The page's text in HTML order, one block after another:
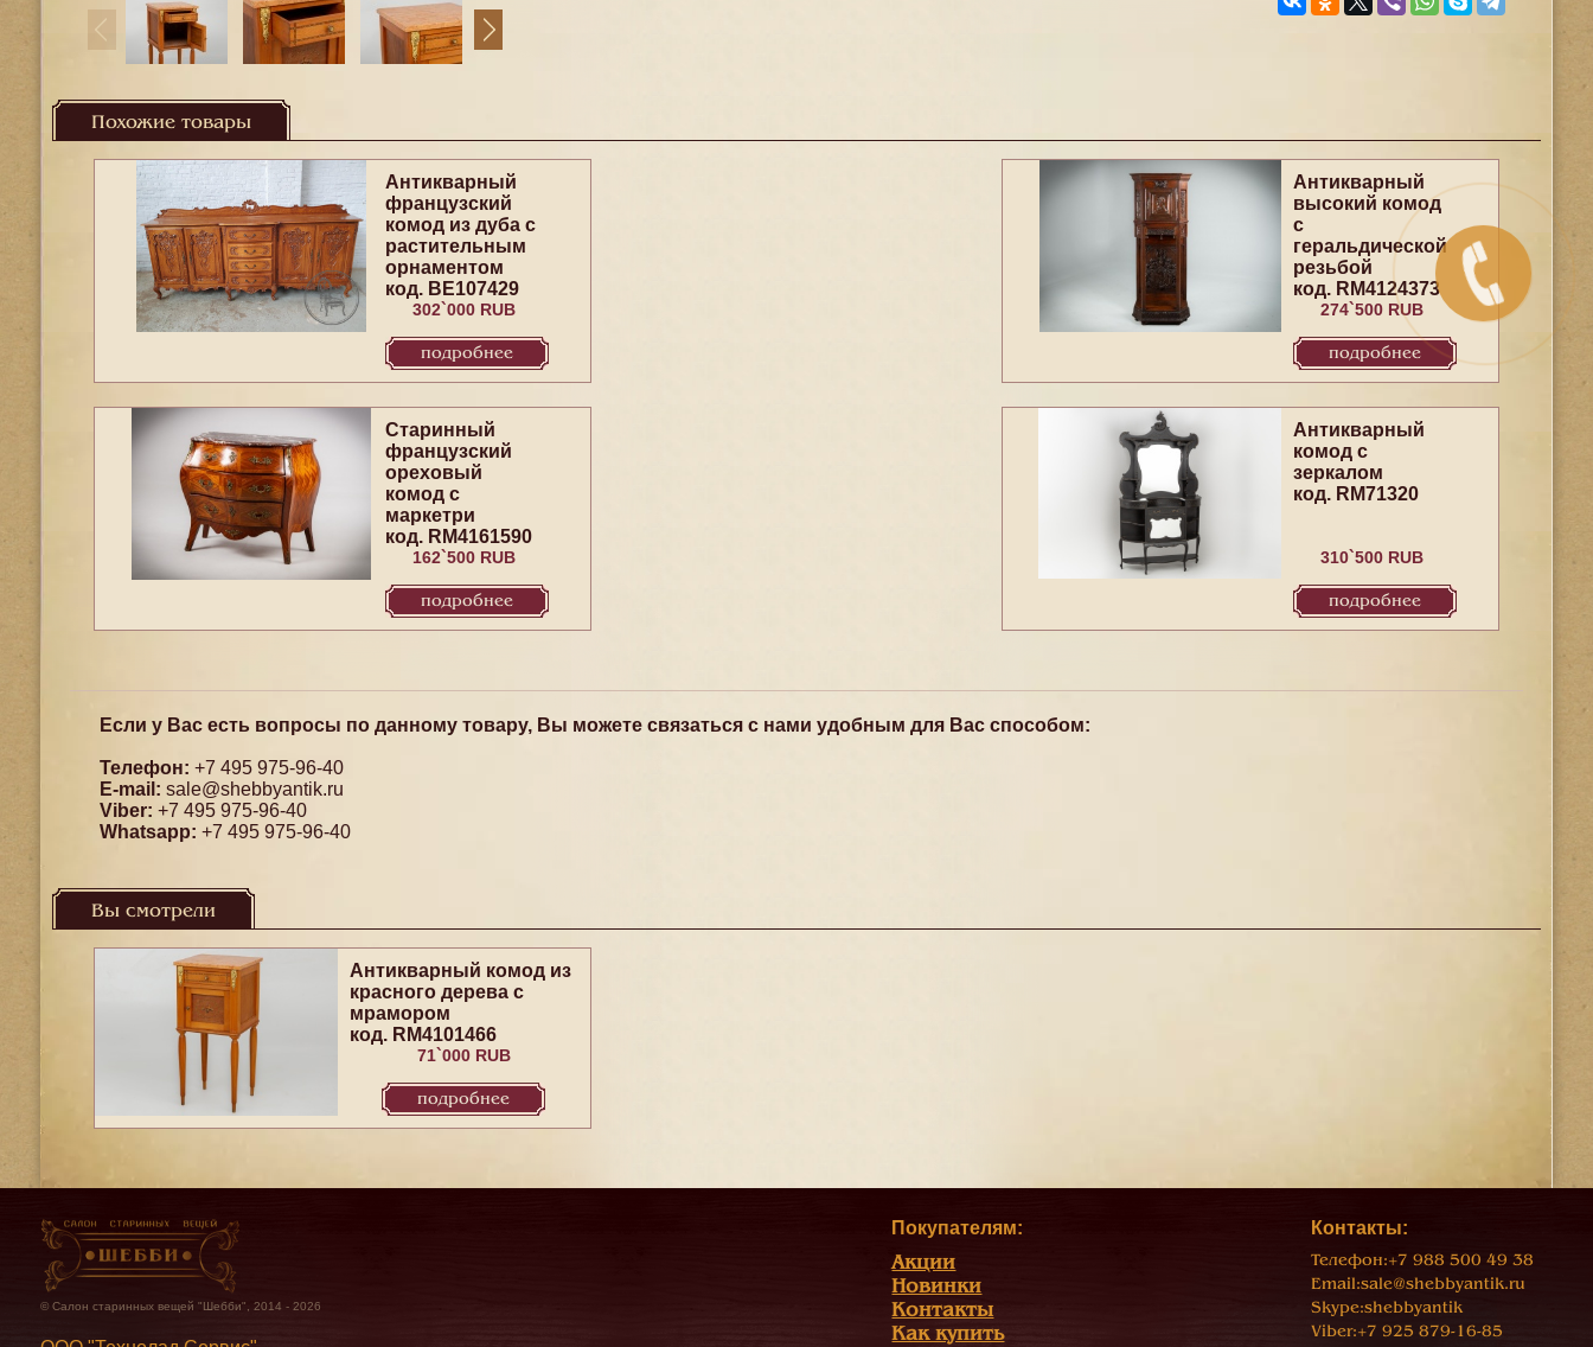
Похожие товары
Антикварный
французский
комод из дуба с
растительным
орнаментом
код. BE107429
302`000 RUB
подробнее
Антикварный
высокий комод
с
геральдической
резьбой
код. RM4124373
274`500 RUB
подробнее
Старинный
французский
ореховый
комод с
маркетри
код. RM4161590
162`500 RUB
подробнее
Антикварный
комод с
зеркалом
код. RM71320
310`500 RUB
подробнее
Если у Вас есть вопросы по данному товару, Вы можете связаться с нами удобным для Вас способом:
Телефон: +7 495 975-96-40
E-mail: sale@shebbyantik.ru
Viber: +7 495 975-96-40
Whatsapp: +7 495 975-96-40
Вы смотрели
Антикварный комод из
красного дерева с
мрамором
код. RM4101466
71`000 RUB
подробнее
© Салон старинных вещей "Шебби", 2014 - 2026
Покупателям:
Акции
Новинки
Контакты
Как купить
Контакты:
Телефон:+7 988 500 49 38
Email:sale@shebbyantik.ru
Skype:shebbyantik
Viber:+7 925 879-16-85